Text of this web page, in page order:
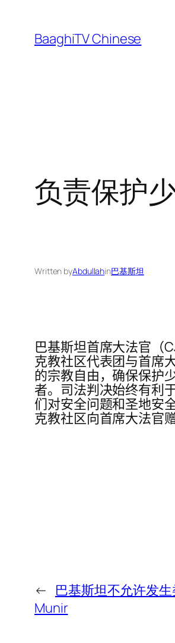
content
BaaghiTV Chinese
负责保护
Written byAbdullahin巴基斯坦
巴基斯坦首席大法官（
克教社区代表团与首席
的宗教自由，确保保护
者。司法判决始终有利
们对安全问题和圣地安
克教社区向首席大法官
← 巴基斯坦不允许发
Munir